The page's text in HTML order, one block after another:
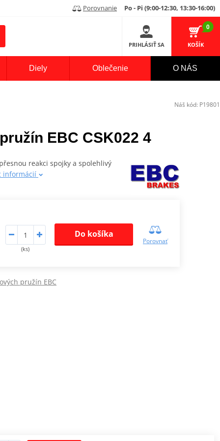
Porovnanie Po - Pi (9:00-12:30, 13:30-16:00)
PRIHLÁSIŤ SA
0
KOŠÍK
Diely Oblečenie O NÁS
EBC CSK022 4
reakci spojky a spolehlivý
informácií
(ks)
Do košíka
Porovnať
pružín EBC
Náš kód: P19801